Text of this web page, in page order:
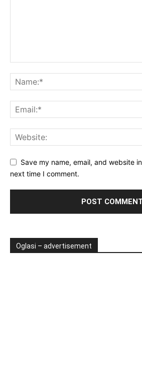
Save my name, email, and website
next time I comment.
Oglasi – advertisement